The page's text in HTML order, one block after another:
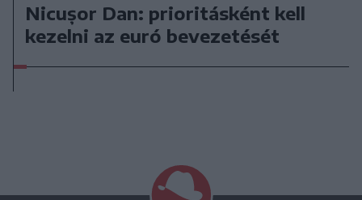
Nicușor Dan: prioritásként kell
kezelni az euró bevezetését